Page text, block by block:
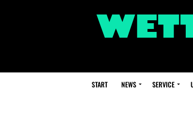
START NEWS SERVICE